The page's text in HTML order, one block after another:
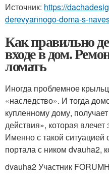
Источник: https://
derevyannogo-doma-s-
Как правильно
входе в дом.
ломать
Иногда проблемное
«наследство». И тогда
купленному дому,
действия», которая
Именно с такой ситуацией
портала с ником dvauha2,
dvauha2 Участник